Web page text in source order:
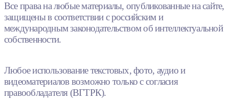
Все права на любые материалы, опубликованные на сайте,
защищены в соответствии с российским и
международным законодательством об интеллектуальной
собственности.
Любое использование текстовых, фото, аудио и
видеоматериалов возможно только с согласия
правообладателя (ВГТРК).